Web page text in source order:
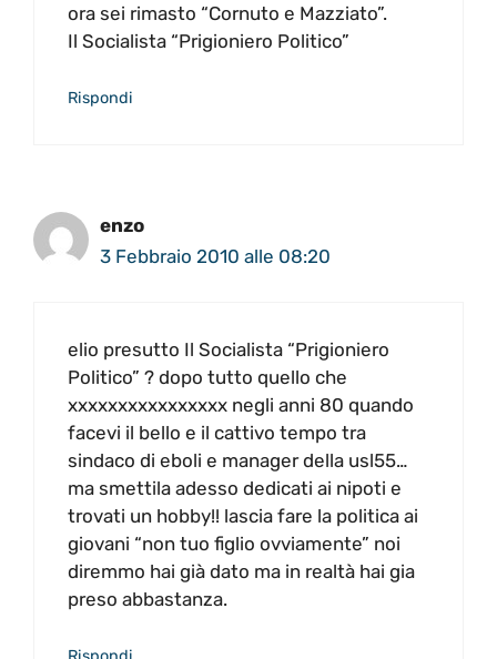
ora sei rimasto “Cornuto e Mazziato”.
Il Socialista “Prigioniero Politico”
Rispondi
enzo
3 Febbraio 2010 alle 08:20
elio presutto Il Socialista “Prigioniero
Politico” ? dopo tutto quello che
xxxxxxxxxxxxxxxx negli anni 80 quando
facevi il bello e il cattivo tempo tra
sindaco di eboli e manager della usl55…
ma smettila adesso dedicati ai nipoti e
trovati un hobby!! lascia fare la politica ai
giovani “non tuo figlio ovviamente” noi
diremmo hai già dato ma in realtà hai gia
preso abbastanza.